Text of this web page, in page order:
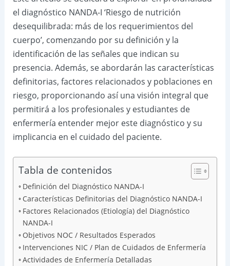
el diagnóstico NANDA-I ‘Riesgo de nutrición
desequilibrada: más de los requerimientos del
cuerpo’, comenzando por su definición y la
identificación de las señales que indican su
presencia. Además, se abordarán las características
definitorias, factores relacionados y poblaciones en
riesgo, proporcionando así una visión integral que
permitirá a los profesionales y estudiantes de
enfermería entender mejor este diagnóstico y su
implicancia en el cuidado del paciente.
Tabla de contenidos
Definición del Diagnóstico NANDA-I
Características Definitorias del Diagnóstico NANDA-I
Factores Relacionados (Etiología) del Diagnóstico
NANDA-I
Objetivos NOC / Resultados Esperados
Intervenciones NIC / Plan de Cuidados de Enfermería
Actividades de Enfermería Detalladas